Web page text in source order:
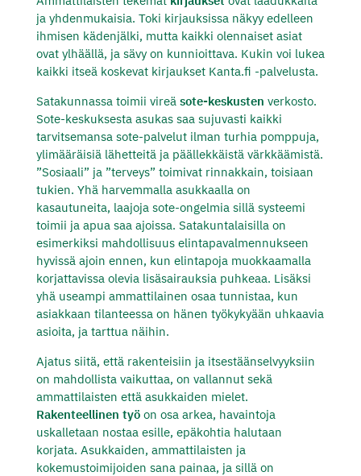
ja yhdenmukaisia. Toki kirjauksissa näkyy edelleen
ihmisen kädenjälki, mutta kaikki olennaiset asiat
ovat ylhäällä, ja sävy on kunnioittava. Kukin voi lukea
kaikki itseä koskevat kirjaukset Kanta.fi -palvelusta.
Satakunnassa toimii vireäsote-keskusten verkosto.
Sote-keskuksesta asukas saa sujuvasti kaikki
tarvitsemansa sote-palvelut ilman turhia pomppuja,
ylimääräisiä lähetteitä ja päällekkäistä värkkäämistä.
”Sosiaali” ja ”terveys” toimivat rinnakkain, toisiaan
tukien. Yhä harvemmalla asukkaalla on
kasautuneita, laajoja sote-ongelmia sillä systeemi
toimii ja apua saa ajoissa. Satakuntalaisilla on
esimerkiksi mahdollisuus elintapavalmennukseen
hyvissä ajoin ennen, kun elintapoja muokkaamalla
korjattavissa olevia lisäsairauksia puhkeaa. Lisäksi
yhä useampi ammattilainen osaa tunnistaa, kun
asiakkaan tilanteessa on hänen työkykyään uhkaavia
asioita, ja tarttua näihin.
Ajatus siitä, että rakenteisiin ja itsestäänselvyyksiin
on mahdollista vaikuttaa, on vallannut sekä
ammattilaisten että asukkaiden mielet.
Rakenteellinen työon osa arkea, havaintoja
uskalletaan nostaa esille, epäkohtia halutaan
korjata. Asukkaiden, ammattilaisten ja
kokemustoimijoiden sana painaa, ja sillä on